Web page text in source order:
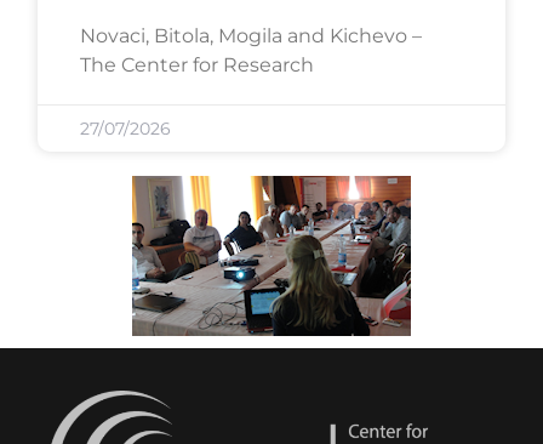
Novaci, Bitola, Mogila and Kichevo –
The Center for Research
27/07/2026